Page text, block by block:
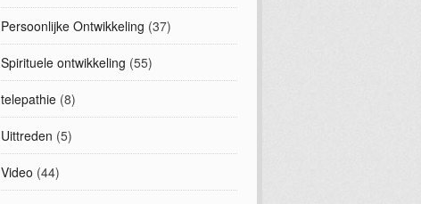
Persoonlijke Ontwikkeling (37)
Spirituele ontwikkeling (55)
telepathie(8)
Uittreden (5)
Video (44)